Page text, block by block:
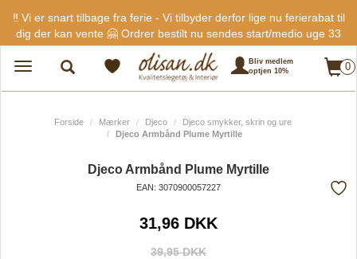
‼️ Vi er snart tilbage fra ferie - Vi tilbyder derfor lige nu ferierabat til
dig der kan vente 🤗 Ordrer bestilt nu sendes start/medio uge 33
Toggle
navigation
Bliv medlem
optjen 10%
0
Forside Mærker Djeco
Djeco smykker, skrin og ure
Djeco Armbånd Plume Myrtille
Djeco Armbånd Plume Myrtille
EAN: 3070900057227
31,96 DKK
39,95 DKK